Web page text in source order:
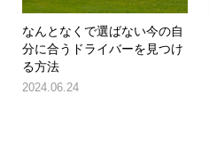
なんとなくで選ばない今の自
分に合うドライバーを見つけ
る方法
2024.06.24